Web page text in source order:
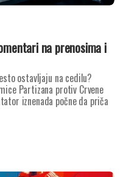
na prenosima i
ostavljaju na cedilu?
Partizana protiv Crvene
iznenada počne da priča